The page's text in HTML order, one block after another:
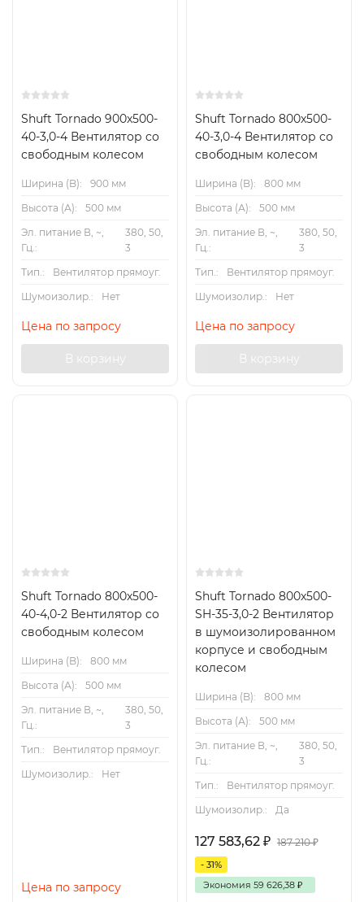
Shuft Tornado 900x500-
40-3,0-4 Вентилятор cо
свободным колесом
Ширина (B):
900 мм
Высота (А):
500 мм
Эл. питание В, ~,
Гц.:
380, 50,
3
Тип.:
Вентилятор прямоуг.
Шумоизолир.:
Нет
Цена по запросу
В корзину
Shuft Tornado 800x500-
40-3,0-4 Вентилятор cо
свободным колесом
Ширина (B):
800 мм
Высота (А):
500 мм
Эл. питание В, ~,
Гц.:
380, 50,
3
Тип.:
Вентилятор прямоуг.
Шумоизолир.:
Нет
Цена по запросу
В корзину
Shuft Tornado 800x500-
40-4,0-2 Вентилятор cо
свободным колесом
Ширина (B):
800 мм
Высота (А):
500 мм
Эл. питание В, ~,
Гц.:
380, 50,
3
Тип.:
Вентилятор прямоуг.
Шумоизолир.:
Нет
Цена по запросу
Shuft Tornado 800x500-
SH-35-3,0-2 Вентилятор
в шумоизолированном
корпусе и свободным
колесом
Ширина (B):
800 мм
Высота (А):
500 мм
Эл. питание В, ~,
Гц.:
380, 50,
3
Тип.:
Вентилятор прямоуг.
Шумоизолир.:
Да
127 583,62 ₽ 187 210₽
- 31%
Экономия 59 626,38 ₽